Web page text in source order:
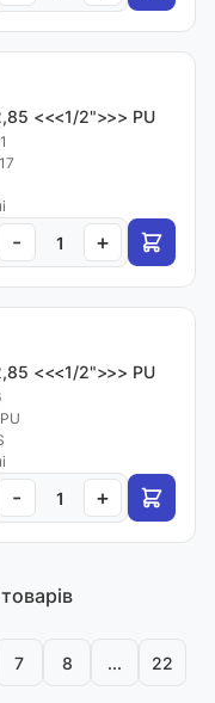
<<<1/2">>> PU
- +
<<<1/2">>> PU
- +
7 8 ... 22